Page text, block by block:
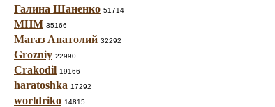
Галина Шаненко 51714
МНМ 35166
Магаз Анатолий 32292
Grozniy 22990
Crakodil 19166
haratoshka 17292
worldriko 14815